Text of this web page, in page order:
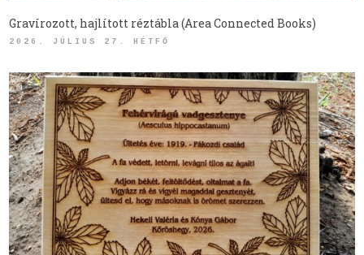
Gravírozott, hajlított réztábla (Area Connected Books)
2026. JÚLIUS 27. HÉTFŐ